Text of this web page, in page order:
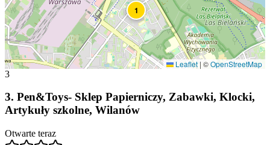
1
Leaflet | ©OpenStreetMap
3
3. Pen&Toys- Sklep Papierniczy, Zabawki, Klocki,
Artykuły szkolne, Wilanów
Otwarte teraz